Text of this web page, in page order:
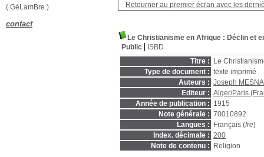
Retourner au premier écran avec les
Le Christianisme en Afrique : Déclin et
Public
ISBD
Titre :
Le
Type de document : texte imprimé
Auteurs : Joseph
Editeur : Alger/Paris
Année de publication : 1915
Note générale : 70010892
Langues :
Français (fre)
Index. décimale : 200
Note de contenu :
Religion
( GéLamBre )
contact